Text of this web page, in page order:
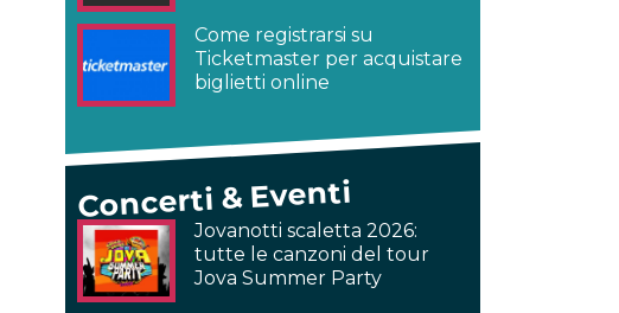
Come registrarsi su
Ticketmaster per acquistare
biglietti online
Concerti & Eventi
Jovanotti scaletta 2026:
tutte le canzoni del tour
Jova Summer Party